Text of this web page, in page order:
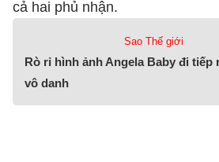
cả hai phủ nhận.
Sao Thế giới
Rò rỉ hình ảnh Angela Baby đi
vô danh